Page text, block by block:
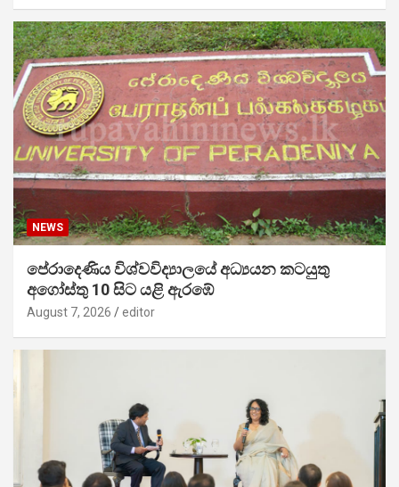
NEWS
පේරාදෙණිය විශ්වවිද්‍යාලයේ අධ්‍යයන කටයුතු
අගෝස්තු 10 සිට යළි ඇරඹේ
August 7, 2026 editor